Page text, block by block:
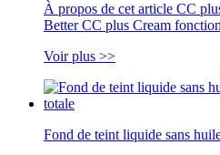
À propos de cet article CC
Better CC plus Cream
Voir plus >>
Fond de teint liquide sans